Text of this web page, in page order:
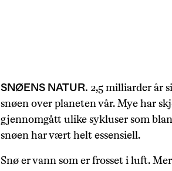
SNØENS NATUR. 2,5 milliarder år
snøen over planeten vår. Mye har
gjennomgått ulike sykluser som
snøen har vært helt essensiell.
Snø er vann som er frosset i luft.